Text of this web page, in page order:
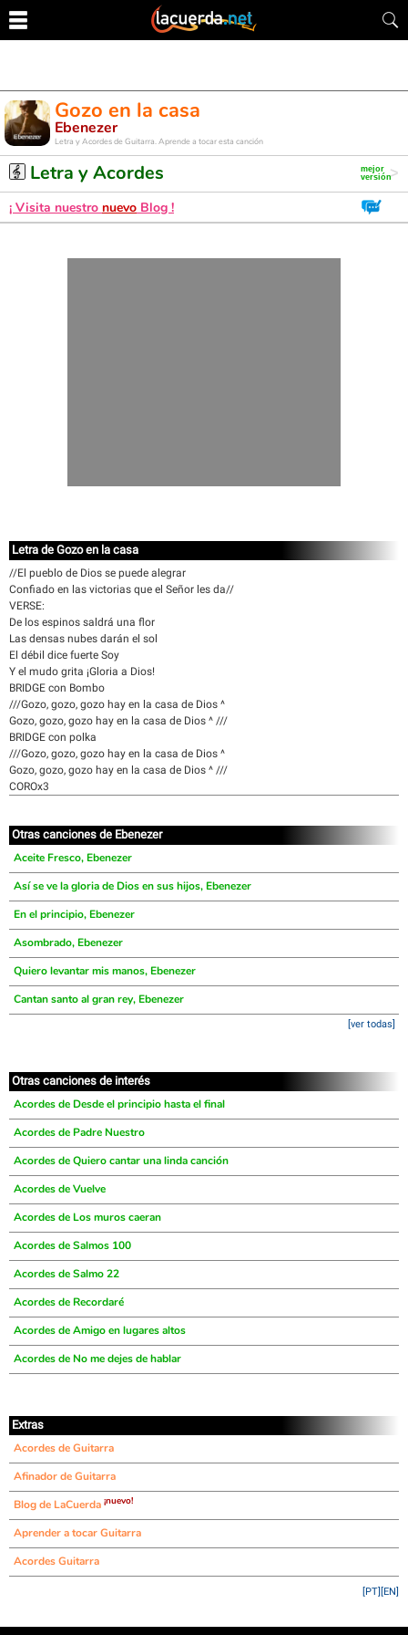
Gozo en la casa
Ebenezer
Letra y Acordes de Guitarra. Aprende a tocar esta canción
Letra y Acordes
¡ Visita nuestro nuevo Blog !
Letra de Gozo en la casa
//El pueblo de Dios se puede alegrar
Confiado en las victorias que el Señor les da//
VERSE:
De los espinos saldrá una flor
Las densas nubes darán el sol
El débil dice fuerte Soy
Y el mudo grita ¡Gloria a Dios!
BRIDGE con Bombo
///Gozo, gozo, gozo hay en la casa de Dios ^
Gozo, gozo, gozo hay en la casa de Dios ^ ///
BRIDGE con polka
///Gozo, gozo, gozo hay en la casa de Dios ^
Gozo, gozo, gozo hay en la casa de Dios ^ ///
COROx3
Otras canciones de Ebenezer
Aceite Fresco, Ebenezer
Así se ve la gloria de Dios en sus hijos, Ebenezer
En el principio, Ebenezer
Asombrado, Ebenezer
Quiero levantar mis manos, Ebenezer
Cantan santo al gran rey, Ebenezer
[ver todas]
Otras canciones de interés
Acordes de Desde el principio hasta el final
Acordes de Padre Nuestro
Acordes de Quiero cantar una linda canción
Acordes de Vuelve
Acordes de Los muros caeran
Acordes de Salmos 100
Acordes de Salmo 22
Acordes de Recordaré
Acordes de Amigo en lugares altos
Acordes de No me dejes de hablar
Extras
Acordes de Guitarra
Afinador de Guitarra
Blog de LaCuerda ¡nuevo!
Aprender a tocar Guitarra
Acordes Guitarra
[EN]
[PT]